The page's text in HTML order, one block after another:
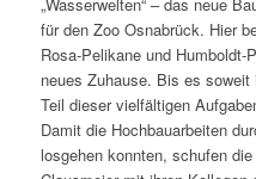
für den Zoo Osnabrück. Hier
Rosa-Pelikane und
neues Zuhause. Bis es
Teil dieser vielfältigen
Damit die Hochbauarbeiten
losgehen konnten, schufen